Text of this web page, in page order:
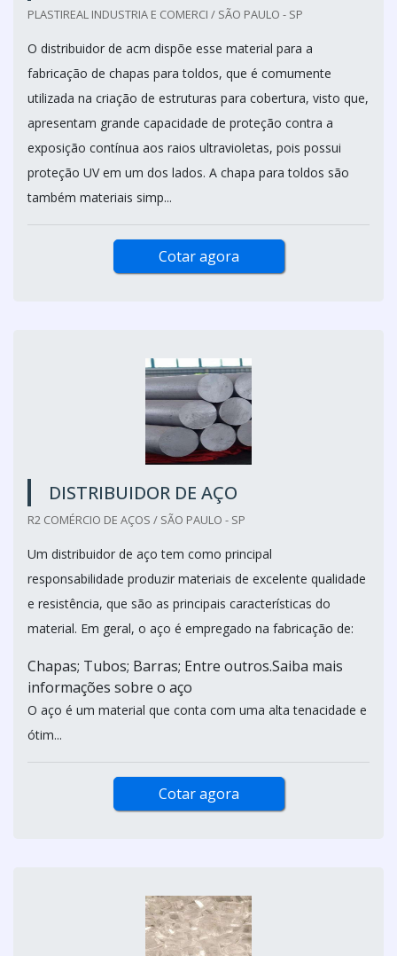
PLASTIREAL INDUSTRIA E COMERCI / SÃO PAULO - SP
O distribuidor de acm dispõe esse material para a
fabricação de chapas para toldos, que é comumente
utilizada na criação de estruturas para cobertura, visto que,
apresentam grande capacidade de proteção contra a
exposição contínua aos raios ultravioletas, pois possui
proteção UV em um dos lados. A chapa para toldos são
também materiais simp...
Cotar agora
DISTRIBUIDOR DE AÇO
R2 COMÉRCIO DE AÇOS / SÃO PAULO - SP
Um distribuidor de aço tem como principal
responsabilidade produzir materiais de excelente qualidade
e resistência, que são as principais características do
material. Em geral, o aço é empregado na fabricação de:
Chapas; Tubos; Barras; Entre outros.Saiba mais
informações sobre o aço
O aço é um material que conta com uma alta tenacidade e
ótim...
Cotar agora